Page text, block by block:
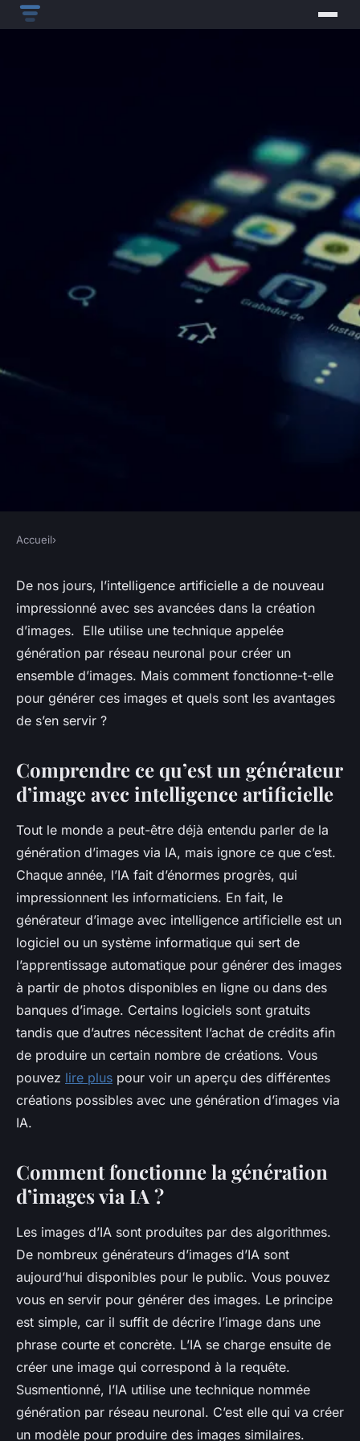
Génération d'images via IA :
c'est quoi ?
26 novembre 2023 2 min de lecture
Accueil›
De nos jours, l’intelligence artificielle a de nouveau
impressionné avec ses avancées dans la création
d’images. Elle utilise une technique appelée
génération par réseau neuronal pour créer un
ensemble d’images. Mais comment fonctionne-t-elle
pour générer ces images et quels sont les avantages
de s’en servir ?
Comprendre ce qu’est un générateur
d’image avec intelligence artificielle
Tout le monde a peut-être déjà entendu parler de la
génération d’images via IA, mais ignore ce que c’est.
Chaque année, l’IA fait d’énormes progrès, qui
impressionnent les informaticiens. En fait, le
générateur d’image avec intelligence artificielle est un
logiciel ou un système informatique qui sert de
l’apprentissage automatique pour générer des images
à partir de photos disponibles en ligne ou dans des
banques d’image. Certains logiciels sont gratuits
tandis que d’autres nécessitent l’achat de crédits afin
de produire un certain nombre de créations. Vous
pouvez lire plus pour voir un aperçu des différentes
créations possibles avec une génération d’images via
IA.
Comment fonctionne la génération
d’images via IA ?
Les images d’IA sont produites par des algorithmes.
De nombreux générateurs d’images d’IA sont
aujourd’hui disponibles pour le public. Vous pouvez
vous en servir pour générer des images. Le principe
est simple, car il suffit de décrire l’image dans une
phrase courte et concrète. L’IA se charge ensuite de
créer une image qui correspond à la requête.
Susmentionné, l’IA utilise une technique nommée
génération par réseau neuronal. C’est elle qui va créer
un modèle pour produire des images similaires.